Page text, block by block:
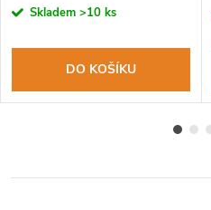
cena:Skladem >10 ks
DO KOŠÍKU